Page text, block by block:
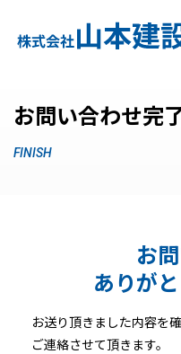
コ
ン
へ
お問い合わせ完
FINISH
お
ありが
お送り頂きました内容を
ご連絡させて頂きます。